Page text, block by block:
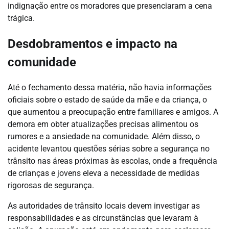
indignação entre os moradores que presenciaram a cena
trágica.
Desdobramentos e impacto na
comunidade
Até o fechamento dessa matéria, não havia informações
oficiais sobre o estado de saúde da mãe e da criança, o
que aumentou a preocupação entre familiares e amigos. A
demora em obter atualizações precisas alimentou os
rumores e a ansiedade na comunidade. Além disso, o
acidente levantou questões sérias sobre a segurança no
trânsito nas áreas próximas às escolas, onde a frequência
de crianças e jovens eleva a necessidade de medidas
rigorosas de segurança.
As autoridades de trânsito locais devem investigar as
responsabilidades e as circunstâncias que levaram à